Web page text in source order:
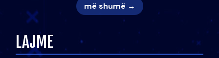
më shumë →
LAJME